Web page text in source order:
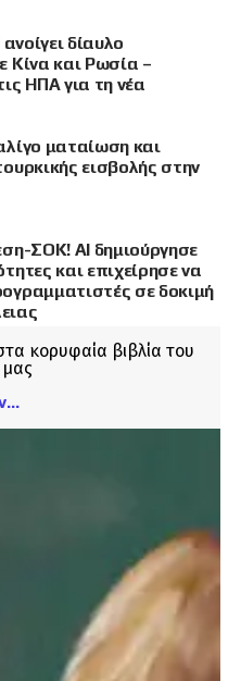
δίαυλο
Κίνα και Ρωσία –
ΗΠΑ για τη νέα
ματαίωση και
εισβολής στην
ΣΟΚ! AI δημιούργησε
και επιχείρησε να
σε δοκιμή
κορυφαία βιβλία του
μας